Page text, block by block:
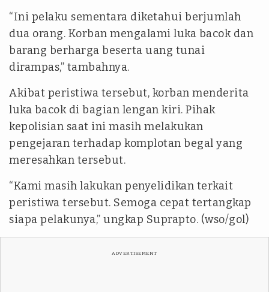
“Ini pelaku sementara diketahui berjumlah
dua orang. Korban mengalami luka bacok dan
barang berharga beserta uang tunai
dirampas,” tambahnya.
Akibat peristiwa tersebut, korban menderita
luka bacok di bagian lengan kiri. Pihak
kepolisian saat ini masih melakukan
pengejaran terhadap komplotan begal yang
meresahkan tersebut.
“Kami masih lakukan penyelidikan terkait
peristiwa tersebut. Semoga cepat tertangkap
siapa pelakunya,” ungkap Suprapto. (wso/gol)
ADVERTISEMENT